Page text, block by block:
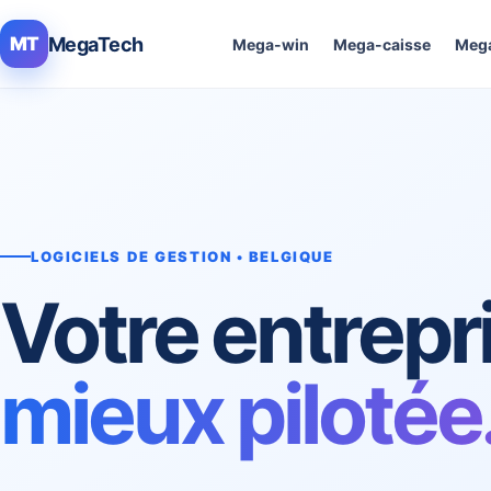
MT MegaTech Mega-win Mega-caisse
LOGICIELS DE GESTION • BELGIQUE
Votre
mieux